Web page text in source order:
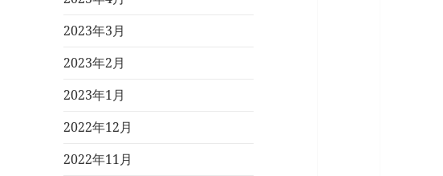
2023年3月
2023年2月
2023年1月
2022年12月
2022年11月